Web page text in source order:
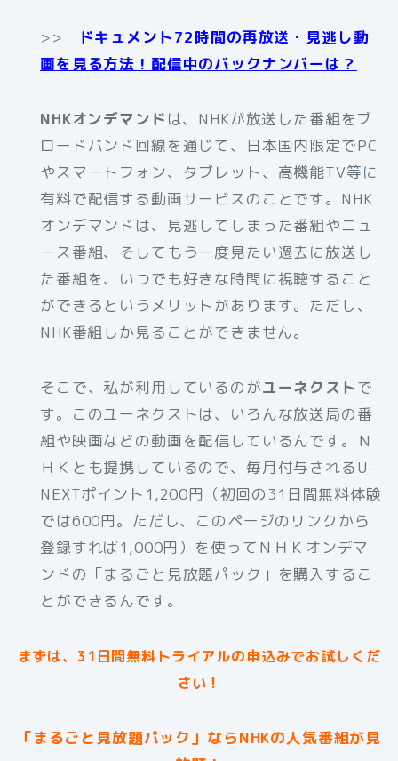
>>
ドキュメント72時間の再放送・見逃し動
画を見る方法！配信中のバックナンバーは？
NHKオンデマンド は、NHKが放送した番組をブ
ロードバンド回線を通じて、日本国内限定でPC
やスマートフォン、タブレット、高機能TV等に
有料で配信する動画サービスのことです。NHK
オンデマンドは、見逃してしまった番組やニュ
ース番組、そしてもう一度見たい過去に放送し
た番組を、いつでも好きな時間に視聴すること
ができるというメリットがあります。ただし、
NHK番組しか見ることができません。
そこで、私が利用しているのがユーネクストで
す。このユーネクストは、いろんな放送局の番
組や映画などの動画を配信しているんです。Ｎ
ＨＫとも提携しているので、毎月付与されるU-
NEXTポイント1,200円（初回の31日間無料体験
では600円。ただし、このページのリンクから
登録すれば1,000円）を使ってＮＨＫオンデマ
ンドの「まるごと見放題パック」を購入するこ
とができるんです。
まずは、31日間無料トライアルの申込みでお試しくだ
さい！
「まるごと見放題パック」ならNHKの人気番組が見